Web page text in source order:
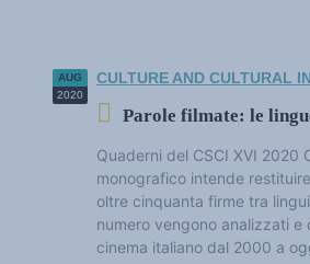
AUG
2020
CULTURE AND CULTURAL
Parole filmate: le
Quaderni del CSCI XVI 2020
monografico intende
oltre cinquanta firme tra
numero vengono analizzati
cinema italiano dal 2000 a